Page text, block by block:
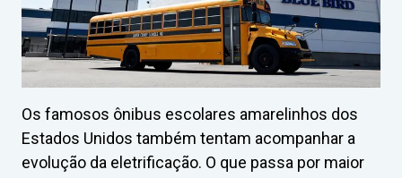
Os famosos ônibus escolares amarelinhos dos
Estados Unidos também tentam acompanhar a
evolução da eletrificação. O que passa por maior